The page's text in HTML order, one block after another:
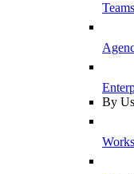
Teams
By